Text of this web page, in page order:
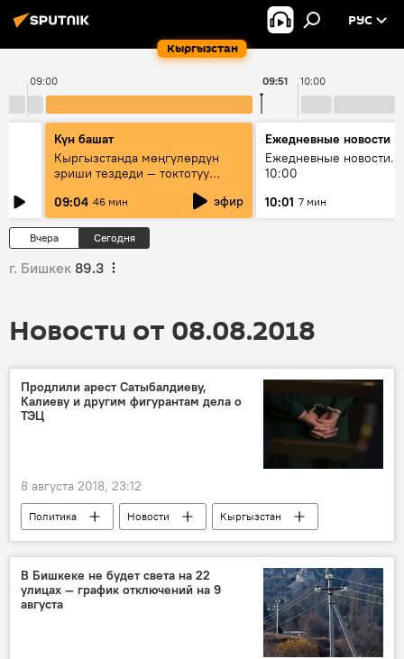
Кыргызстан
РУС
09:00 10:00
09:51
Күн башат
Кыргызстанда мөңгүлөрдүн
эриши тездеди — токтотуу
09:04 46 мин эфир
Ежедневные новости
Ежедневные новости.
10:00
10:01 7 мин
Вчера Сегодня
г. Бишкек 89.3
Новости от 08.08.2018
Продлили арест Сатыбалдиеву,
Калиеву и другим фигурантам дела о
ТЭЦ
8 августа 2018, 23:12
Политика Новости
Кыргызстан
Уголовные дела и задержания по делу о ТЭЦ
Бишкек
Жанторо Сатыбалдиев
ГКНБ
арест
В Бишкеке не будет света на 22
улицах — график отключений на 9
августа